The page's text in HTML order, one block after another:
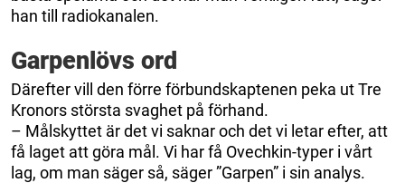
han till radiokanalen.
Garpenlövs ord
Därefter vill den förre förbundskaptenen peka ut Tre
Kronors största svaghet på förhand.
– Målskyttet är det vi saknar och det vi letar efter, att
få laget att göra mål. Vi har få Ovechkin-typer i vårt
lag, om man säger så, säger ”Garpen” i sin analys.